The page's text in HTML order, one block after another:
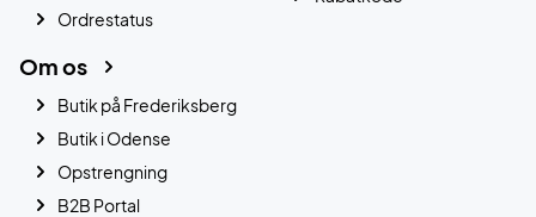
Ordrestatus
Om os
Butik på Frederiksberg
Butik i Odense
Opstrengning
B2B Portal